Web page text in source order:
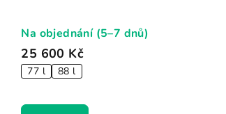
25 600 Kč
77 l 88 l
Na objednání (5–7 dnů)